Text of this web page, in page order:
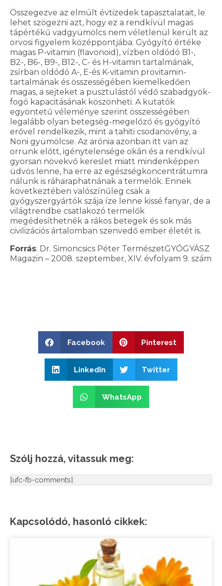
Összegezve az elmúlt évtizedek tapasztalatait, le
lehet szögezni azt, hogy ez a rendkívül magas
tápértékű vadgyümölcs nem véletlenül került az
orvosi figyelem középpontjába. Gyógyító értéke
magas P-vitamin (flavonoid), vízben oldódó B1-,
B2-, B6-, B9-, B12-, C- és H-vitamin tartalmának,
zsírban oldódó A-, E-és K-vitamin provitamin-
tartalmának és összességében kiemelkedően
magas, a sejteket a pusztulástól védő szabadgyök-
fogó kapacitásának köszönheti. A kutatók
egyöntetű véleménye szerint összességében
legalább olyan betegség-megelőző és gyógyító
erővel rendelkezik, mint a tahiti csodanövény, a
Noni gyümölcse. Az arónia azonban itt van az
orrunk előtt, igénytelensége okán és a rendkívül
gyorsan növekvő kereslet miatt mindenképpen
üdvös lenne, ha erre az egészségkoncentrátumra
nálunk is ráharaphatnának a termelők. Ennek
következtében valószínűleg csak a
gyógyszergyártók szája íze lenne kissé fanyar, de a
világtrendbe csatlakozó termelők
megédesíthetnék a rákos betegek és sok más
civilizációs ártalomban szenvedő ember életét is.
Forrás: Dr. Simoncsics Péter TermészetGYÓGYÁSZ
Magazin – 2008. szeptember, XIV. évfolyam 9. szám
Facebook Pinterest
LinkedIn Twitter
WhatsApp
Szólj hozzá, vitassuk meg:
[ufc-fb-comments]
Kapcsolódó, hasonló cikkek: